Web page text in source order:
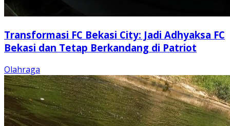
Transformasi FC Bekasi City: Jadi Adhyaksa FC
Bekasi dan Tetap Berkandang di Patriot
Olahraga